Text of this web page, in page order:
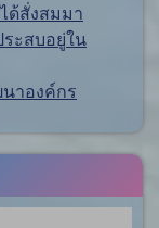
ด้สั่งสมมา
ะสบอยู่ใน
าองค์กร